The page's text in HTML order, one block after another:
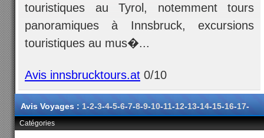
touristiques au Tyrol, notemment tours
panoramiques à Innsbruck, excursions
touristiques au mus�...
Avis innsbrucktours.at 0/10
Avis Voyages : 1-2-3-4-5-6-7-8-9-10-11-12-13-14-15-16-17-
18-19-20-21-22-23
Catégories